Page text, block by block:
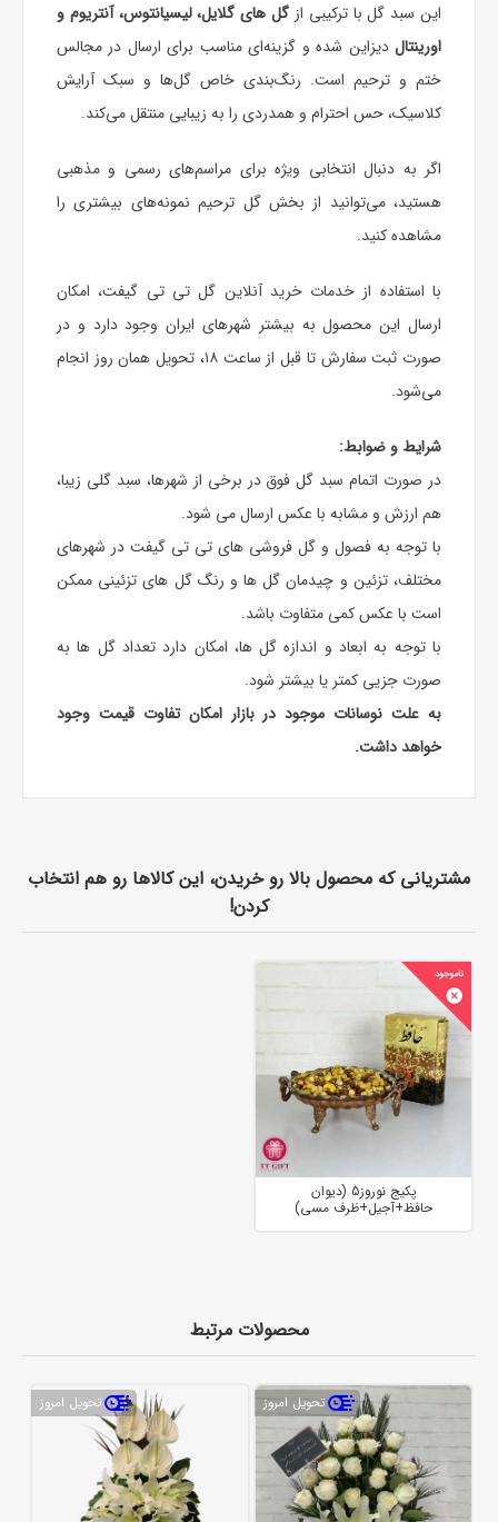
این سبد گلبا ترکیبی از گل های گلایل، لیسیانتوس، آنتریوم و
اورینتال دیزاین شده و گزینه‌ای مناسب برای ارسال در مجالس
ختم و ترحیم است. رنگ‌بندی خاص گل‌ها و سبک آرایش
کلاسیک، حس احترام و همدردی را به زیبایی منتقل می‌کند.
اگر به دنبال انتخابی ویژه برای مراسم‌های رسمی و مذهبی
هستید، می‌توانید از بخشگل ترحیمنمونه‌های بیشتری را
مشاهده کنید.
با استفاده از خدمات خرید آنلاین گل تی تی گیفت، امکان
ارسال این محصول به بیشتر شهرهای ایران وجود دارد و در
صورت ثبت سفارش تا قبل از ساعت ۱۸، تحویل همان روز انجام
می‌شود.
شرایط و ضوابط:
در صورت اتمام سبد گل فوق در برخی از شهرها، سبد گلی زیبا،
هم ارزش و مشابه با عکس ارسال می شود.
با توجه به فصول و گل فروشی های تی تی گیفت در شهرهای
مختلف، تزئین و چیدمان گل ها و رنگ گل های تزئینی ممکن
است با عکس کمی متفاوت باشد.
با توجه به ابعاد و اندازه گل ها، امکان دارد تعداد گل ها به
صورت جزیی کمتر یا بیشتر شود.
به علت نوسانات موجود در بازار امکان تفاوت قیمت وجود
خواهد داشت.
مشتریانی که محصول بالا رو خریدن، این کالاها رو هم انتخاب
کردن!
پکیج نوروز5 (دیوان
حافظ+آجیل+ظرف مسی)
محصولات مرتبط
تحویل امروز تحویل امروز